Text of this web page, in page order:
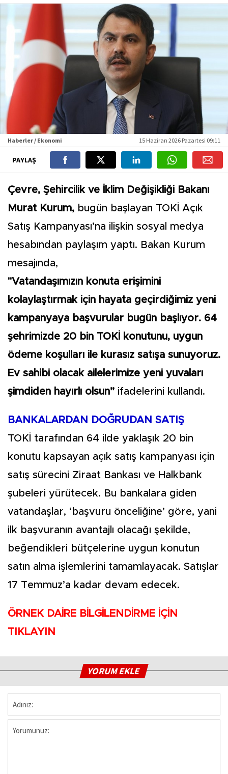
Haberler / Ekonomi 15 Haziran 2026 Pazartesi 09:11
PAYLAŞ
Çevre, Şehircilik ve İklim Değişikliği Bakanı
Murat Kurum, bugün başlayan TOKİ Açık
Satış Kampanyası’na ilişkin sosyal medya
hesabından paylaşım yaptı. Bakan Kurum
mesajında,
"Vatandaşımızın konuta erişimini
kolaylaştırmak için hayata geçirdiğimiz yeni
kampanyaya başvurular bugün başlıyor. 64
şehrimizde 20 bin TOKİ konutunu, uygun
ödeme koşulları ile kurasız satışa sunuyoruz.
Ev sahibi olacak ailelerimize yeni yuvaları
şimdiden hayırlı olsun” ifadelerini kullandı.
BANKALARDAN DOĞRUDAN SATIŞ
TOKİ tarafından 64 ilde yaklaşık 20 bin
konutu kapsayan açık satış kampanyası için
satış sürecini Ziraat Bankası ve Halkbank
şubeleri yürütecek. Bu bankalara giden
vatandaşlar, ‘başvuru önceliğine’ göre, yani
ilk başvuranın avantajlı olacağı şekilde,
beğendikleri bütçelerine uygun konutun
satın alma işlemlerini tamamlayacak. Satışlar
17 Temmuz’a kadar devam edecek.
ÖRNEK DAİRE BİLGİLENDİRME İÇİN
TIKLAYIN
YORUM EKLE